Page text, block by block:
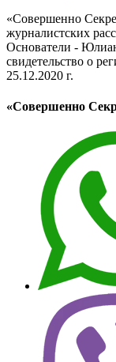
«Совершенно
журналистских
Основатели -
свидетельство о
25.12.2020 г.
«Совершенно